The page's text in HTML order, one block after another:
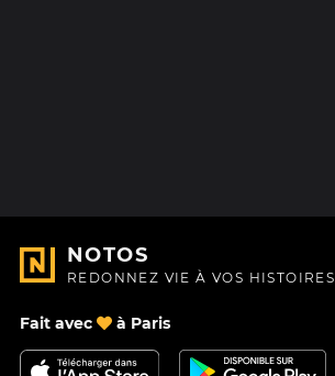
NOTOS
REDONNEZ VIE À VOS HISTOIRES
Fait avec à Paris